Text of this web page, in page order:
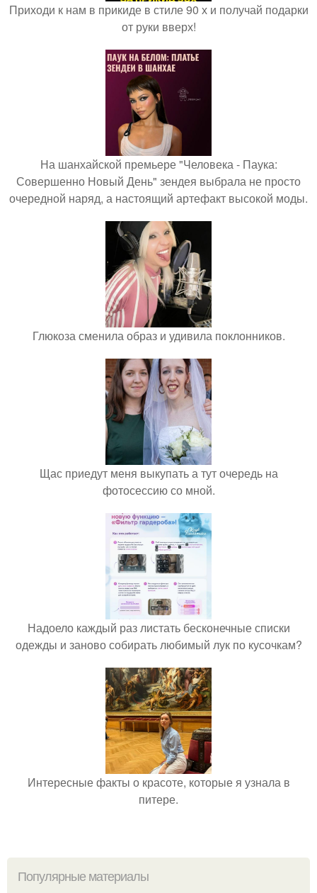
Приходи к нам в прикиде в стиле 90 х и получай подарки
от руки вверх!
На шанхайской премьере "Человека - Паука:
Совершенно Новый День" зендея выбрала не просто
очередной наряд, а настоящий артефакт высокой моды.
Глюкоза сменила образ и удивила поклонников.
Щас приедут меня выкупать а тут очередь на
фотосессию со мной.
Надоело каждый раз листать бесконечные списки
одежды и заново собирать любимый лук по кусочкам?
Интересные факты о красоте, которые я узнала в
питере.
Популярные материалы